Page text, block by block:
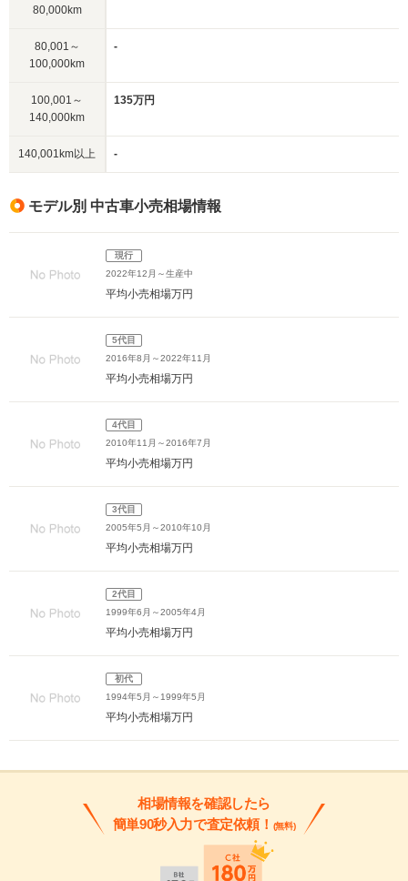
80,000km
80,001～
100,000km
-
100,001～
140,000km
135万円
140,001km以上 -
モデル別 中古車小売相場情報
現行
2022年12月～生産中
平均小売相場万円
5代目
2016年8月～2022年11月
平均小売相場万円
4代目
2010年11月～2016年7月
平均小売相場万円
3代目
2005年5月～2010年10月
平均小売相場万円
2代目
1999年6月～2005年4月
平均小売相場万円
初代
1994年5月～1999年5月
平均小売相場万円
相場情報を確認したら
簡単90秒入力で査定依頼！ (無料)